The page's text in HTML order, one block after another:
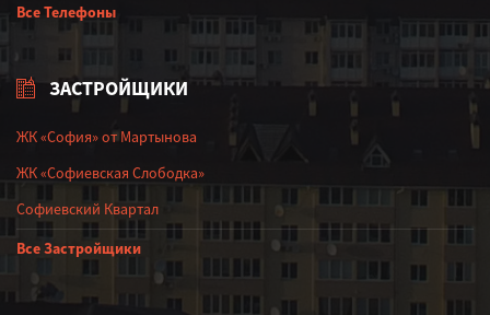
Все Телефоны
ЗАСТРОЙЩИКИ
ЖК «София» от Мартынова
ЖК «Софиевская Слободка»
Софиевский Квартал
Все Застройщики